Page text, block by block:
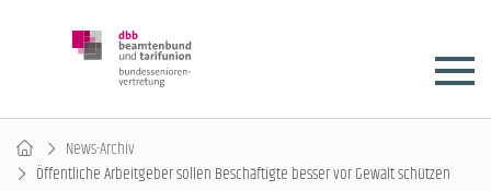
News-Archiv
Öffentliche Arbeitgeber sollen Beschäftigte besser vor Gewalt schützen